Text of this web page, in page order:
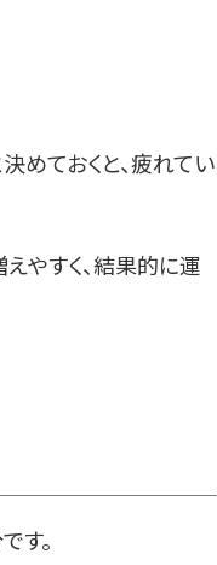
めておくと、疲れてい
やすく、結果的に運
す。